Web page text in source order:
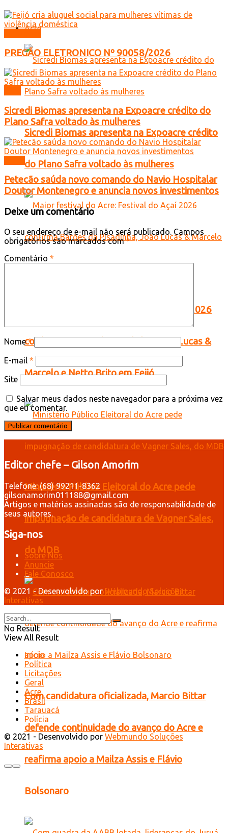
Acre
Sicredi Biomas apresenta na Expoacre crédito
do Plano Safra voltado às mulheres
Maior festival do Acre: Festival do Açaí 2026
confirma Barões da Pisadinha, João Lucas &
Marcelo e Netto Brito em Feijó
Ministério Público Eleitoral do Acre pede
impugnação de candidatura de Vagner Sales,
do MDB
Com candidatura oficializada, Marcio Bittar
defende continuidade do avanço do Acre e
reafirma apoio a Mailza Assis e Flávio
Bolsonaro
PREGÃO ELETRONICO Nº 90058/2026
Sicredi Biomas apresenta na Expoacre crédito do
Plano Safra voltado às mulheres
Petecão saúda novo comando do Navio Hospitalar
Doutor Montenegro e anuncia novos investimentos
Deixe um comentário
O seu endereço de e-mail não será publicado. Campos
obrigatórios são marcados com*
Comentário *
Nome*
E-mail *
Site
Salvar meus dados neste navegador para a próxima vez
que eu comentar.
Editor chefe – Gilson Amorim
Telefone: (68) 99211-8362
gilsonamorim011188@gmail.com
Artigos e matérias assinadas são de responsabilidade de
seus autores.
Siga-nos
Sobre Nós
Anuncie
Fale Conosco
© 2021 - Desenvolvido porWebmundo Soluções
Interativas
No Result
View All Result
Início
Política
Licitações
Geral
Acre
Brasil
Tarauacá
Polícia
© 2021 - Desenvolvido por Webmundo Soluções
Interativas